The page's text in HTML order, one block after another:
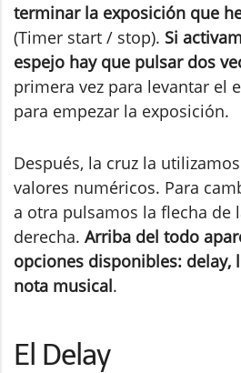
terminar la exposición que
(Timer start / stop). Si
espejo hay que pulsar dos
primera vez para levantar el
para empezar la exposición.
Después, la cruz la
valores numéricos. Para
a otra pulsamos la flecha de
derecha. Arriba del todo
opciones disponibles: delay,
nota musical.
El Delay